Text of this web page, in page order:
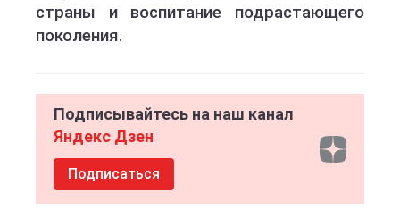
страны и воспитание подрастающего
поколения.
Подписывайтесь на наш канал
Яндекс Дзен
Подписаться